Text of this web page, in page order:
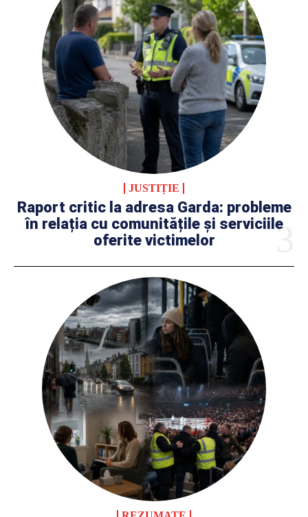
JUSTIȚIE
Raport critic la adresa Garda: probleme
în relația cu comunitățile și serviciile
oferite victimelor